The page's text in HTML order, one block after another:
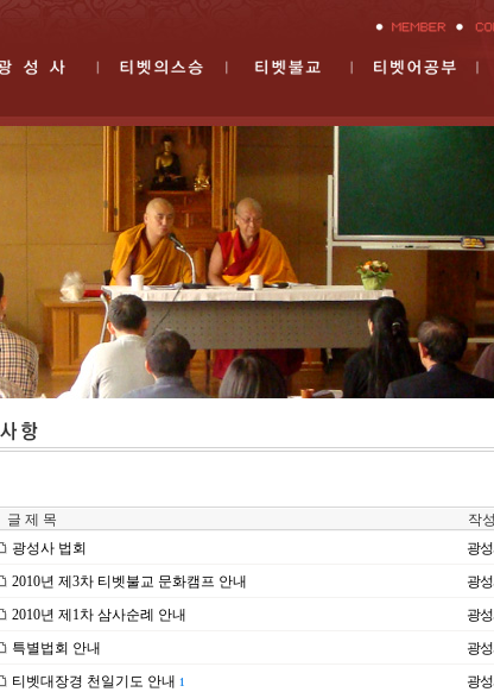
글 제 목 작
광성사 법회 광
2010년 제3차 티벳불교 문화캠프 안내 광
2010년 제1차 삼사순례 안내 광
특별법회 안내 광
티벳대장경 천일기도 안내 1 광